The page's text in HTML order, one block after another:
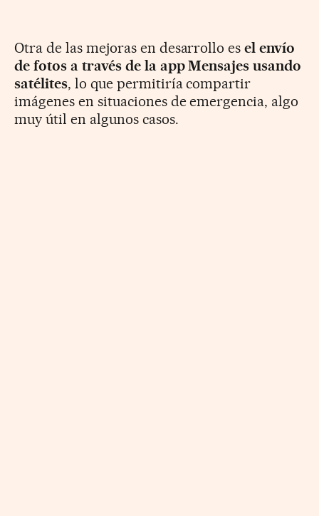
Otra de las mejoras en desarrollo esel envío
de fotos a través de la app Mensajes usando
satélites, lo que permitiría compartir
imágenes en situaciones de emergencia, algo
muy útil en algunos casos.